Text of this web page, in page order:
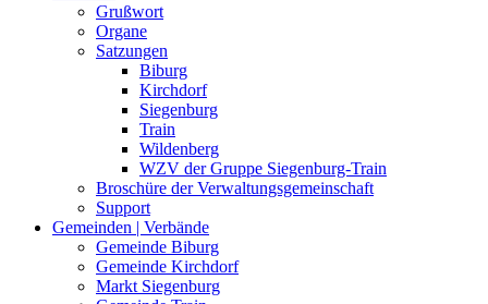
Grußwort
Organe
Satzungen
Biburg
Kirchdorf
Siegenburg
Train
Wildenberg
WZV der Gruppe Siegenburg-Train
Broschüre der Verwaltungsgemeinschaft
Support
Gemeinden | Verbände
Gemeinde Biburg
Gemeinde Kirchdorf
Markt Siegenburg